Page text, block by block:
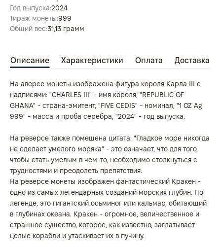
Год выпуска:2024
Тираж монеты:999
Общий вес:31,13 грамм
Описание Характеристики Оплата Доставка
На аверсе монеты изображена фигура короля Карла III с
надписями: "CHARLES III" - имя короля, "REPUBLIC OF
GHANA" - страна-эмитент, "FIVE CEDIS" - номинал, "1 OZ Ag
999" - масса и проба серебра, "2024" - год выпуска.
На реверсе также помещена цитата: "Гладкое море никогда
не сделает умелого моряка" - это означает, что для того,
чтобы стать умелым в чем-то, необходимо столкнуться с
трудностями и преодолеть препятствия.
На реверсе монеты изображен фантастический Кракен -
одно из самых легендарных созданий морских глубин. По
легенде, это гигантский осьминог или кальмар, обитающий
в глубинах океана. Кракен - огромное, величественное и
страшное существо, которое, как известно, заглатывает
целые корабли и утаскивает их в пучину.